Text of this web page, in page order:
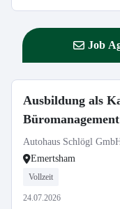
Job
Ausbildung als
Autohaus Schlögl
Emertsham
Vollzeit
24.07.2026